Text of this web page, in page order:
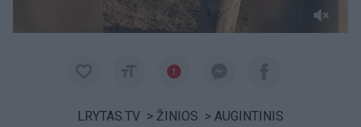
LRYTAS.TV > ŽINIOS > AUGINTINIS